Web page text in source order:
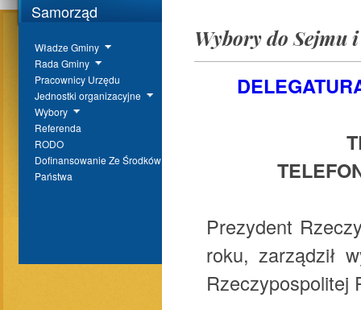
Samorząd
Władze Gminy
Rada Gminy
Pracownicy Urzędu
Jednostki organizacyjne
Wybory
Referenda
RODO
Dofinansowanie Ze Środków Budżetu
Państwa
Wybory do Sejmu
Prezydent
roku, zarządził
Rzeczypospolitej